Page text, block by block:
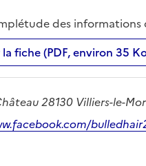
des informations
fiche (PDF, environ 35
28130 Villiers-le-